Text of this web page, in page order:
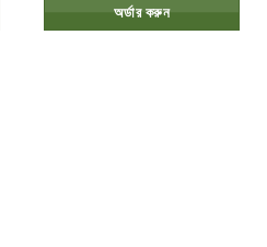
অর্ডার করুন